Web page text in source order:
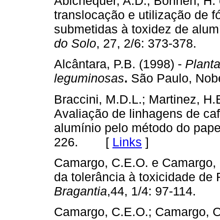
translocação e utilização de
submetidas à toxidez de
do Solo, 27, 2/6: 373-
Alcântara, P.B. (1998) -
leguminosas. São Paulo,
Braccini, M.D.L.; Martinez,
Avaliação de linhagens de
alumínio pelo método do
226. [ Links ]
Camargo, C.E.O. e
da tolerância à toxicidade de
Bragantia,44, 1/4: 97-
Camargo, C.E.O.; Camargo,